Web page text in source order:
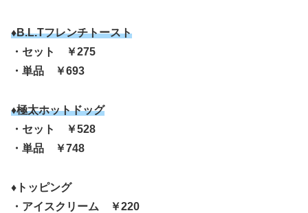
♦B.L.Tフレンチトースト
・セット ￥275
・単品 ￥693
♦極太ホットドッグ
・セット ￥528
・単品 ￥748
♦トッピング
・アイスクリーム ￥220